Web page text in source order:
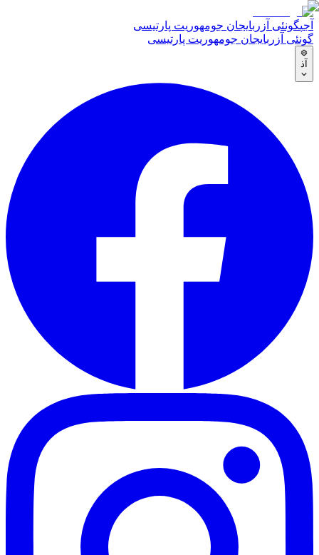
آجپگونئی آزربایجان جومهوریت پارتیسی
گونئی آزربایجان جومهوریت پارتیسی
آذ